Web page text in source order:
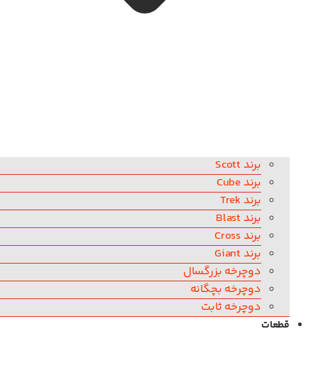
برند Scott
برند Cube
برند Trek
برند Blast
برند Cross
برند Giant
دوچرخه بزرگسال
دوچرخه بچگانه
دوچرخه ثابت
قطعات